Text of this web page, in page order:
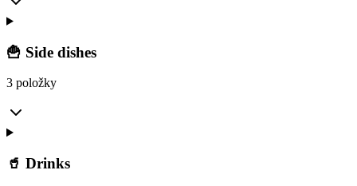
🍟 Side dishes
3 položky
🥤 Drinks